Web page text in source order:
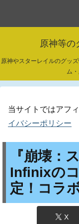
原神等の
原神やスターレイルのグッ
ム
当サイトではアフ
イバシーポリシー
『崩壊：
Infinixの
定！コラ
X